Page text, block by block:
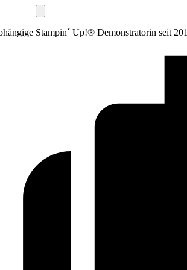
Stampin´ Up!® Demonstratorin seit